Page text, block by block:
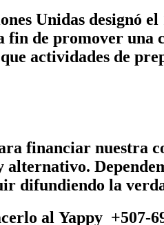
Unidas designó
fin de promover
actividades de
financiar nuestra
alternativo.
difundiendo la
al Yappy +507-